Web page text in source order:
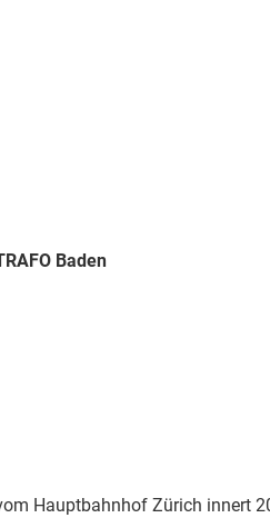
Baden
Hauptbahnhof Zürich innert